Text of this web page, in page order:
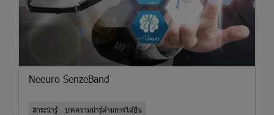
Neeuro SenzeBand
สาระน่ารู้ บทความน่ารู้ด้านการได้ยิน